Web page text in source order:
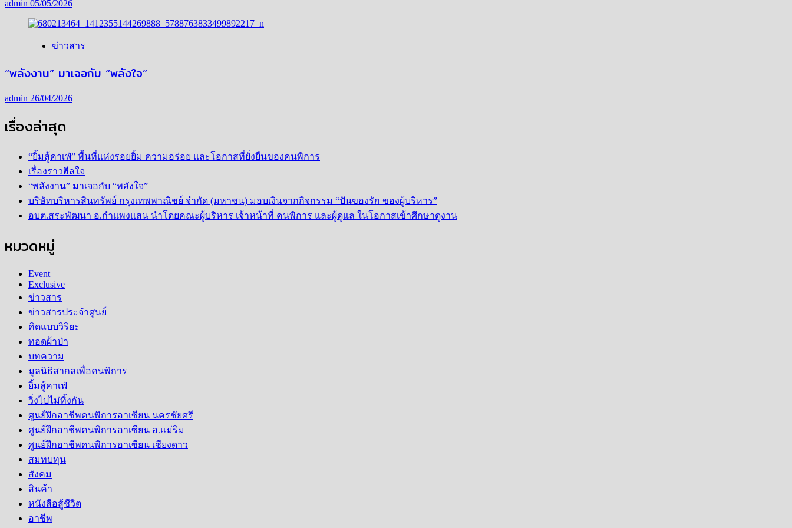
admin 05/05/2026
ข่าวสาร
“พลังงาน” มาเจอกับ “พลังใจ”
admin 26/04/2026
เรื่องล่าสุด
“ยิ้มสู้คาเฟ่” พื้นที่แห่งรอยยิ้ม ความอร่อย และโอกาสที่ยั่งยืนของคนพิการ
เรื่องราวฮีลใจ
“พลังงาน” มาเจอกับ “พลังใจ”
บริษัทบริหารสินทรัพย์ กรุงเทพพาณิชย์ จำกัด (มหาชน) มอบเงินจากกิจกรรม “ปันของรัก ของผู้บริหาร”
อบต.สระพัฒนา อ.กำแพงแสน นำโดยคณะผู้บริหาร เจ้าหน้าที่ คนพิการ และผู้ดูแล ในโอกาสเข้าศึกษาดูงาน
หมวดหมู่
Event
Exclusive
ข่าวสาร
ข่าวสารประจำศูนย์
คิดแบบวิริยะ
ทอดผ้าป่า
บทความ
มูลนิธิสากลเพื่อคนพิการ
ยิ้มสู้คาเฟ่
วิ่งไปไม่ทิ้งกัน
ศูนย์ฝึกอาชีพคนพิการอาเซียน นครชัยศรี
ศูนย์ฝึกอาชีพคนพิการอาเซียน อ.แม่ริม
ศูนย์ฝึกอาชีพคนพิการอาเซียน เชียงดาว
สมทบทุน
สังคม
สินค้า
หนังสือสู้ชีวิต
อาชีพ